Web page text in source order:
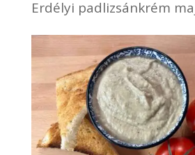
Erdélyi padlizsánkrém